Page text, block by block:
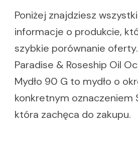
Poniżej znajdziesz
informacje o produkcie,
szybkie porównanie
Paradise & Roseship Oil
Mydło 90 G to mydło o
konkretnym oznaczeniem
która zachęca do zakupu.